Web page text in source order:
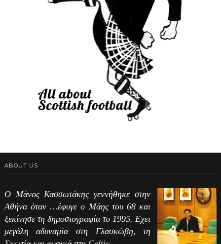
ABOUT US
Ο Μάνος Κασσωτάκης γεννήθηκε στην
Αθήνα όταν …έφυγε ο Μάης του 68 και
ξεκίνησε τη δημοσιογραφία το 1995. Εχει
μεγάλη αδυναμία στη Γλασκώβη, τη